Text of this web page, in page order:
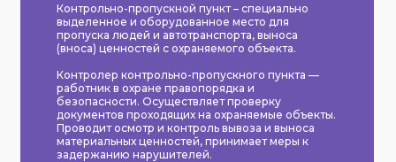
Контрольно-пропускной пункт – специально
выделенное и оборудованное место для
пропуска людей и автотранспорта, выноса
(вноса) ценностей с охраняемого объекта.
Контролер контрольно-пропускного пункта —
работник в охране правопорядка и
безопасности. Осуществляет проверку
документов проходящих на охраняемые объекты.
Проводит осмотр и контроль вывоза и выноса
материальных ценностей, принимает меры к
задержанию нарушителей.